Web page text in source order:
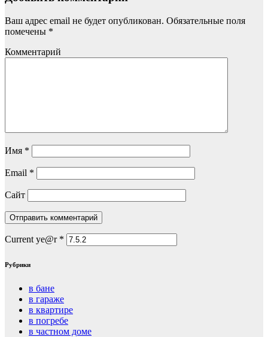
Ваш адрес email не будет опубликован. Обязательные поля
помечены *
Комментарий
Имя *
Email *
Сайт
Current ye@r *
Рубрики
в бане
в гараже
в квартире
в погребе
в частном доме